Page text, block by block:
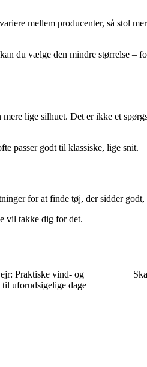
mellem producenter, så stol
du vælge den mindre størrelse –
lige silhuet. Det er ikke et
passer godt til klassiske, lige snit.
for at finde tøj, der sidder
vil takke dig for det.
Praktiske vind- og
uforudsigelige dage